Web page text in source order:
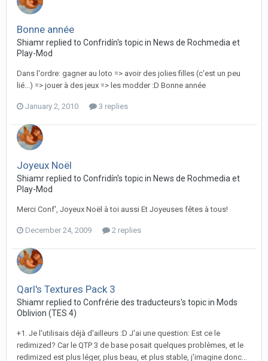
Bonne année
Shiamr replied to Confridín's topic in News de Rochmedia et
Play-Mod
Dans l'ordre: gagner au loto => avoir des jolies filles (c'est un peu
lié...) => jouer à des jeux => les modder :D Bonne année
January 2, 2010 3 replies
Joyeux Noël
Shiamr replied to Confridín's topic in News de Rochmedia et
Play-Mod
Merci Conf', Joyeux Noël à toi aussi Et Joyeuses fêtes à tous!
December 24, 2009 2 replies
Qarl's Textures Pack 3
Shiamr replied to Confrérie des traducteurs's topic in Mods
Oblivion (TES 4)
+1. Je l'utilisais déjà d'ailleurs :D J'ai une question: Est ce le
redimized? Car le QTP 3 de base posait quelques problèmes, et le
redimized est plus léger, plus beau, et plus stable, j'imagine donc...